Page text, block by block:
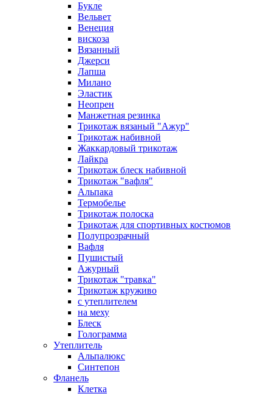
Букле
Вельвет
Венеция
вискоза
Вязанный
Джерси
Лапша
Милано
Эластик
Неопрен
Манжетная резинка
Трикотаж вязаный "Ажур"
Трикотаж набивной
Жаккардовый трикотаж
Лайкра
Трикотаж блеск набивной
Трикотаж "вафля"
Альпака
Термобелье
Трикотаж полоска
Трикотаж для спортивных костюмов
Полупрозрачный
Вафля
Пушистый
Ажурный
Трикотаж "травка"
Трикотаж круживо
с утеплителем
на меху
Блеск
Голограмма
Утеплитель
Альпалюкс
Синтепон
Фланель
Клетка